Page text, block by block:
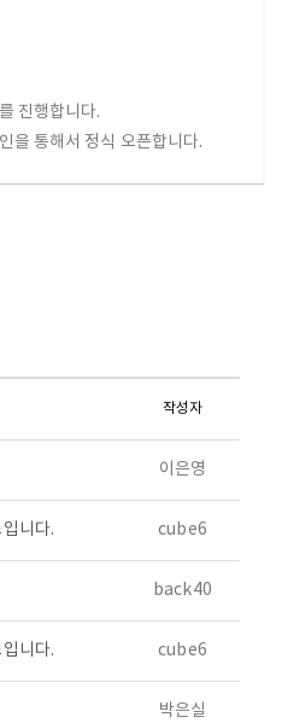
진행합니다.
을 통해서 정식 오픈합니다.
작성자
이은영
니다. cube6
back40
니다. cube6
박은실